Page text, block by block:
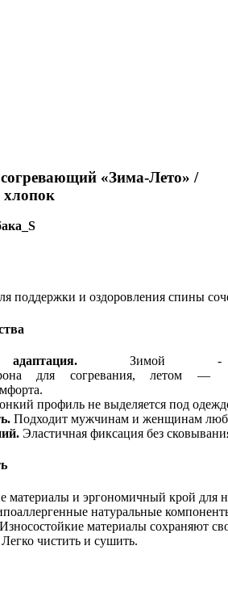
«Зима-Лето» /
хлопок
поддержки и оздоровления спины
Зимой -
для согревания, летом —
профиль не выделяется под
Подходит мужчинам и женщинам
Эластичная фиксация без
материалы и эргономичный крой для
натуральные
Износостойкие материалы сохраняют
Легко чистить и сушить.